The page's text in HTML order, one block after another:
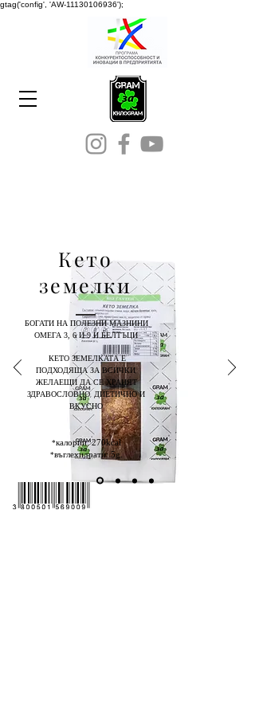
gtag('config', 'AW-11130106936');
Кето
земелки
БОГАТИ НА ПОЛЕЗНИ МАЗНИНИ
ОМЕГА 3, 6И9И БЕЛТЪЦИ
КЕТО ЗЕМЕЛКАТА Е
ПОДХОДЯЩА ЗА ВСИЧКИ,
ЖЕЛАЕЩИ ДА СЕ ХРАНЯТ
ЗДРАВОСЛОВНО, ДИЕТИЧНО И
ВКУСНО
*калории: 270kcal
*въглехидрати: 5g.